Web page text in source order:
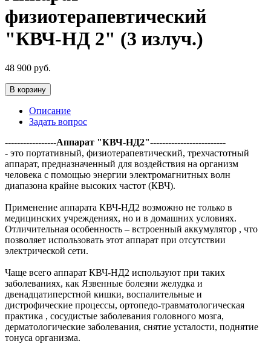
физиотерапевтический
"КВЧ-НД 2" (3 излуч.)
48 900 руб.
В корзину
Описание
Задать вопрос
-----------------Аппарат "КВЧ-НД2"-------------------------
- это портативный, физиотерапевтический, трехчастотный
аппарат, предназначенный для воздействия на организм
человека с помощью энергии электромагнитных волн
диапазона крайне высоких частот (КВЧ).
Применение аппарата КВЧ-НД2 возможно не только в
медицинских учреждениях, но и в домашних условиях.
Отличительная особенность – встроенный аккумулятор , что
позволяет использовать этот аппарат при отсутствии
электрической сети.
Чаще всего аппарат КВЧ-НД2 используют при таких
заболеваниях, как Язвенные болезни желудка и
двенадцатиперстной кишки, воспалительные и
дистрофические процессы, ортопедо-травматологическая
практика , сосудистые заболевания головного мозга,
дерматологические заболевания, снятие усталости, поднятие
тонуса организма.